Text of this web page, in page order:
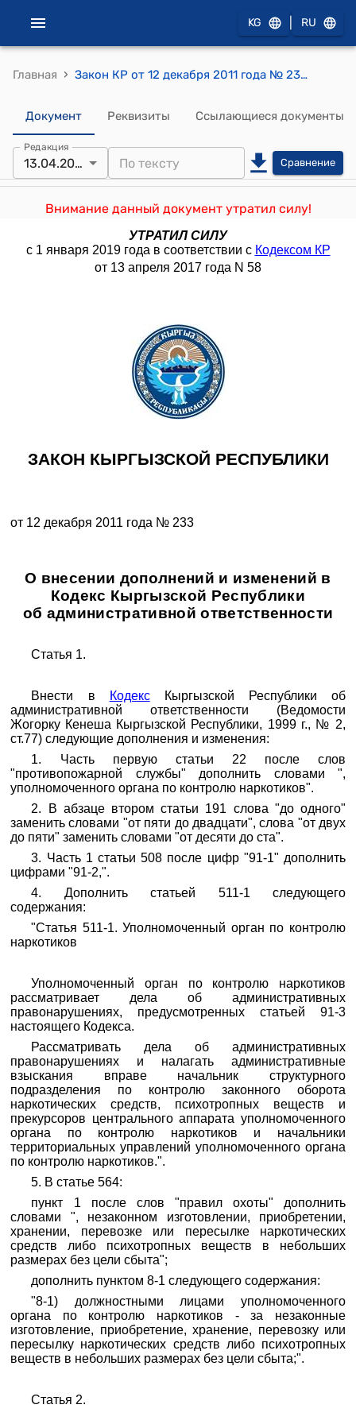
KG RU
Главная › Закон КР от 12 декабря 2011 года № 233 "О внесении дополнений и изменений в Кодекс Кыргызской Республики об административной ответственности"
Документ Реквизиты Ссылающиеся документы
Редакция
13.04.2017 Сравнение
Внимание данный документ утратил силу!